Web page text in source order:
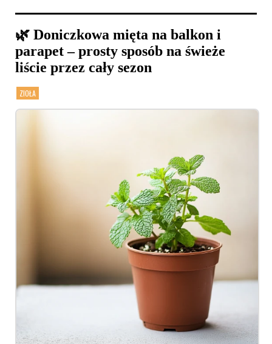
🌿 Doniczkowa mięta na balkon i
parapet – prosty sposób na świeże
liście przez cały sezon
ZIOŁA